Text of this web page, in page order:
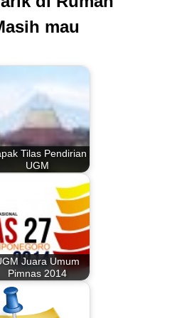
mau
Tilas Pendirian
UGM
Juara Umum
Pimnas 2014